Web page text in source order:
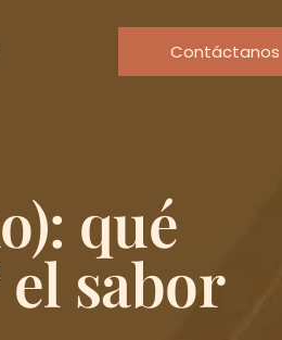
Contáctanos
qué
sabor